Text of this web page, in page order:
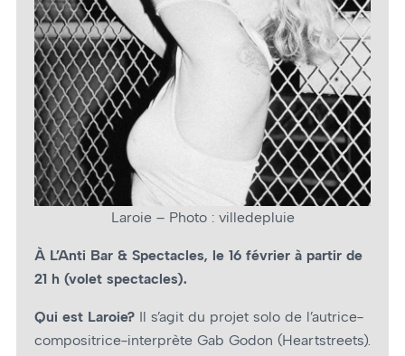
Laroie – Photo : villedepluie
À L’Anti Bar & Spectacles, le 16 février à partir de
21 h (volet spectacles).
Qui est Laroie? Il s’agit du projet solo de l’autrice-
compositrice-interprète Gab Godon (Heartstreets).